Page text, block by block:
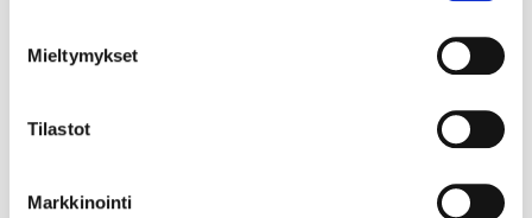
Mieltymykset
Tilastot
Markkinointi